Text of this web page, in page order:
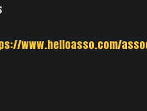
www.helloasso.com/